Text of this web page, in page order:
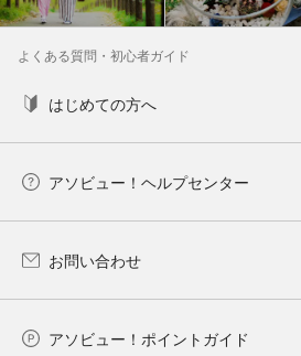
よくある質問・初心者ガイド
はじめての方へ
アソビュー！ヘルプセンター
お問い合わせ
アソビュー！ポイントガイド